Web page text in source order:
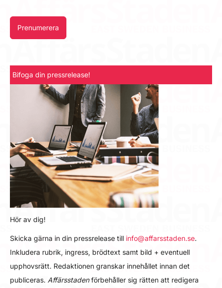
Prenumerera
Bifoga din pressrelease!
Hör av dig!
Skicka gärna in din pressrelease till info@affarsstaden.se.
Inkludera rubrik, ingress, brödtext samt bild + eventuell
upphovsrätt. Redaktionen granskar innehållet innan det
publiceras. Affärsstadenförbehåller sig rätten att redigera